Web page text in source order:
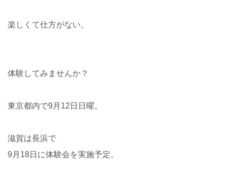
楽しくて仕方がない。
体験してみませんか？
東京都内で9 月 12 日日曜。
滋賀は長浜で
9 月 18日に体験会を実施予定。